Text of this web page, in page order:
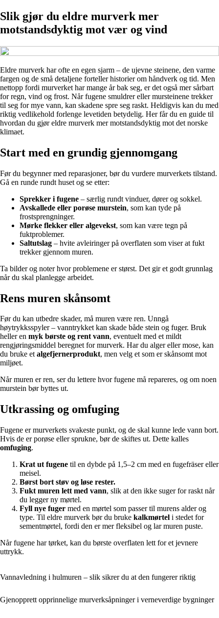
Slik gjør du eldre murverk mer
motstandsdyktig mot vær og vind
Eldre murverk har ofte en egen sjarm – de ujevne steinene, den varme
fargen og de små detaljene forteller historier om håndverk og tid. Men
nettopp fordi murverket har mange år bak seg, er det også mer sårbart
for regn, vind og frost. Når fugene smuldrer eller mursteinene trekker
til seg for mye vann, kan skadene spre seg raskt. Heldigvis kan du med
riktig vedlikehold forlenge levetiden betydelig. Her får du en guide til
hvordan du gjør eldre murverk mer motstandsdyktig mot det norske
klimaet.
Start med en grundig gjennomgang
Før du begynner med reparasjoner, bør du vurdere murverkets tilstand.
Gå en runde rundt huset og se etter:
Sprekker i fugene – særlig rundt vinduer, dører og sokkel.
Avskallede eller porøse murstein, som kan tyde på
frostsprengninger.
Mørke flekker eller algevekst, som kan være tegn på
fuktproblemer.
Saltutslag – hvite avleiringer på overflaten som viser at fukt
trekker gjennom muren.
Ta bilder og noter hvor problemene er størst. Det gir et godt grunnlag
når du skal planlegge arbeidet.
Rens muren skånsomt
Før du kan utbedre skader, må muren være ren. Unngå
høytrykksspyler – vanntrykket kan skade både stein og fuger. Bruk
heller en myk børste og rent vann, eventuelt med et mildt
rengjøringsmiddel beregnet for murverk. Har du alger eller mose, kan
du bruke etalgefjernerprodukt, men velg et som er skånsomt mot
miljøet.
Når muren er ren, ser du lettere hvor fugene må repareres, og om noen
murstein bør byttes ut.
Utkrassing og omfuging
Fugene er murverkets svakeste punkt, og de skal kunne lede vann bort.
Hvis de er porøse eller sprukne, bør de skiftes ut. Dette kalles
omfuging.
Krat ut fugene til en dybde på 1,5–2 cm med en fugefräser eller
meisel.
Børst bort støv og løse rester.
Fukt muren lett med vann, slik at den ikke suger for raskt når
du legger ny mørtel.
Fyll nye fuger med en mørtel som passer til murens alder og
type. Til eldre murverk bør du bruke kalkmørtel i stedet for
sementmørtel, fordi den er mer fleksibel og lar muren puste.
Når fugene har tørket, kan du børste overflaten lett for et jevnere
uttrykk.
Vannavledning i hulmuren – slik sikrer du at den fungerer riktig
Gjenopprett opprinnelige murverksåpninger i verneverdige bygninger